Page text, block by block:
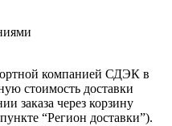
компанией СДЭК в
стоимость доставки
заказа через корзину
“Регион доставки”).